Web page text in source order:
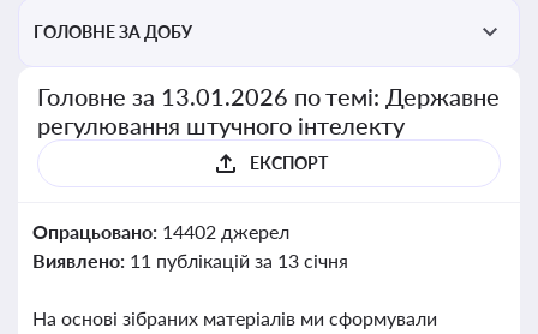
ГОЛОВНЕ ЗА ДОБУ
Головне за 13.01.2026 по темі: Державне
регулювання штучного інтелекту
ЕКСПОРТ
Опрацьовано: 14402 джерел
Виявлено: 11 публікацій за 13 січня
На основі зібраних матеріалів ми сформували